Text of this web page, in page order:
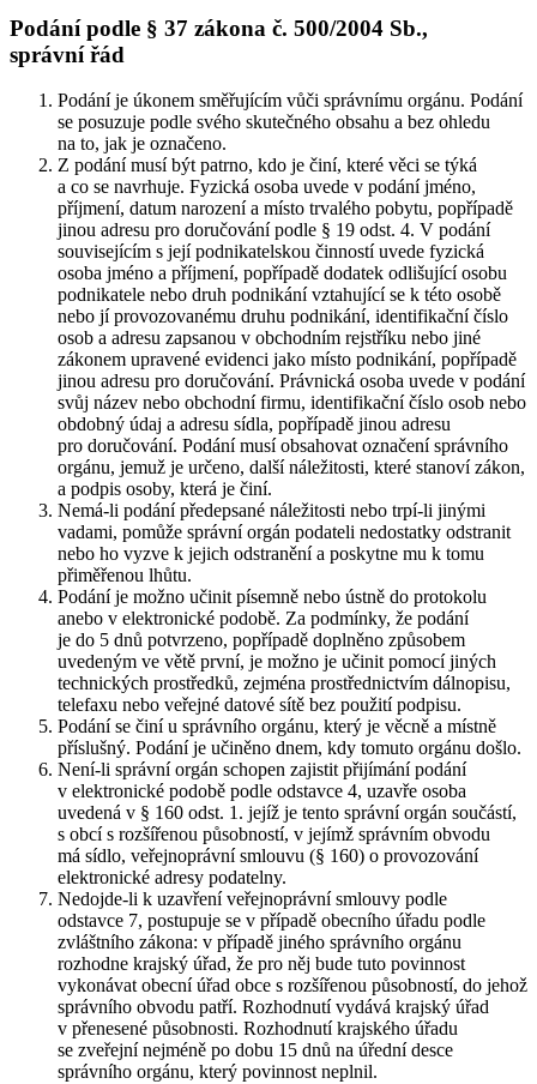
Podání podle § 37 zákona č. 500/2004 Sb.,
správní řád
Podání je úkonem směřujícím vůči správnímu orgánu. Podání
se posuzuje podle svého skutečného obsahu a bez ohledu
na to, jak je označeno.
Z podání musí být patrno, kdo je činí, které věci se týká
a co se navrhuje. Fyzická osoba uvede v podání jméno,
příjmení, datum narození a místo trvalého pobytu, popřípadě
jinou adresu pro doručování podle § 19 odst. 4. V podání
souvisejícím s její podnikatelskou činností uvede fyzická
osoba jméno a příjmení, popřípadě dodatek odlišující osobu
podnikatele nebo druh podnikání vztahující se k této osobě
nebo jí provozovanému druhu podnikání, identifikační číslo
osob a adresu zapsanou v obchodním rejstříku nebo jiné
zákonem upravené evidenci jako místo podnikání, popřípadě
jinou adresu pro doručování. Právnická osoba uvede v podání
svůj název nebo obchodní firmu, identifikační číslo osob nebo
obdobný údaj a adresu sídla, popřípadě jinou adresu
pro doručování. Podání musí obsahovat označení správního
orgánu, jemuž je určeno, další náležitosti, které stanoví zákon,
a podpis osoby, která je činí.
Nemá-li podání předepsané náležitosti nebo trpí-li jinými
vadami, pomůže správní orgán podateli nedostatky odstranit
nebo ho vyzve k jejich odstranění a poskytne mu k tomu
přiměřenou lhůtu.
Podání je možno učinit písemně nebo ústně do protokolu
anebo v elektronické podobě. Za podmínky, že podání
je do 5 dnů potvrzeno, popřípadě doplněno způsobem
uvedeným ve větě první, je možno je učinit pomocí jiných
technických prostředků, zejména prostřednictvím dálnopisu,
telefaxu nebo veřejné datové sítě bez použití podpisu.
Podání se činí u správního orgánu, který je věcně a místně
příslušný. Podání je učiněno dnem, kdy tomuto orgánu došlo.
Není-li správní orgán schopen zajistit přijímání podání
v elektronické podobě podle odstavce 4, uzavře osoba
uvedená v § 160 odst. 1. jejíž je tento správní orgán součástí,
s obcí s rozšířenou působností, v jejímž správním obvodu
má sídlo, veřejnoprávní smlouvu (§ 160) o provozování
elektronické adresy podatelny.
Nedojde-li k uzavření veřejnoprávní smlouvy podle
odstavce 7, postupuje se v případě obecního úřadu podle
zvláštního zákona: v případě jiného správního orgánu
rozhodne krajský úřad, že pro něj bude tuto povinnost
vykonávat obecní úřad obce s rozšířenou působností, do jehož
správního obvodu patří. Rozhodnutí vydává krajský úřad
v přenesené působnosti. Rozhodnutí krajského úřadu
se zveřejní nejméně po dobu 15 dnů na úřední desce
správního orgánu, který povinnost neplnil.